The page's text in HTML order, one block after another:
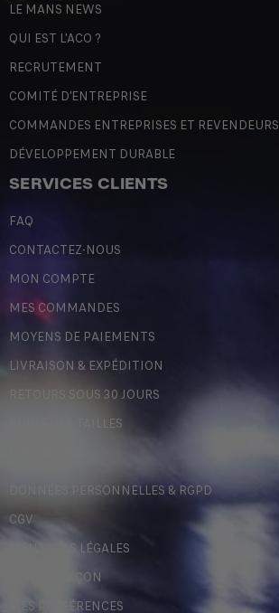
LE MANS NEWS
QUI EST L'ACO ?
RECRUTEMENT
COMITÉ D'ENTREPRISE
COMMANDES ENTREPRISES ET REVENDEURS
DÉVELOPPEMENT DURABLE
SERVICES CLIENTS
FAQ
CONTACTEZ-NOUS
MON COMPTE
MES COMMANDES
MOYENS DE PAIEMENTS
LIVRAISON & EXPÉDITION
RETOURS SOUS 30 JOURS
GUIDE DES TAILLES
DONNÉES PERSONNELLES & RGPD
CGV
MENTIONS LÉGALES
CONTREFAÇON
MES PRÉFÉRENCES